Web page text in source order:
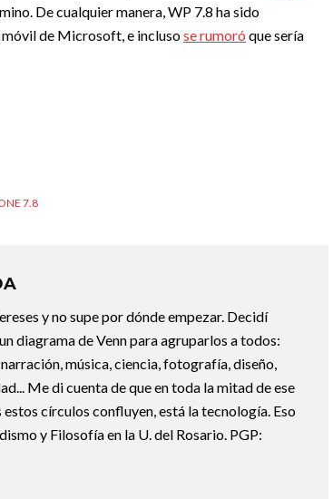
De cualquier manera, WP 7.8 ha sido
de Microsoft, e inclusose rumoró que sería
7.8
y no supe por dónde empezar. Decidí
diagrama de Venn para agruparlos a todos:
música, ciencia, fotografía, diseño,
Me di cuenta de que en toda la mitad de ese
círculos confluyen, está la tecnología. Eso
y Filosofía en la U. del Rosario. PGP: